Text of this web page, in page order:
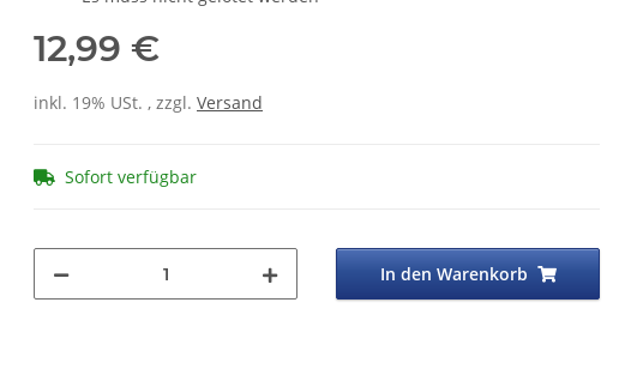
12,99 €
inkl. 19% USt. , zzgl. Versand
Sofort verfügbar
In den Warenkorb